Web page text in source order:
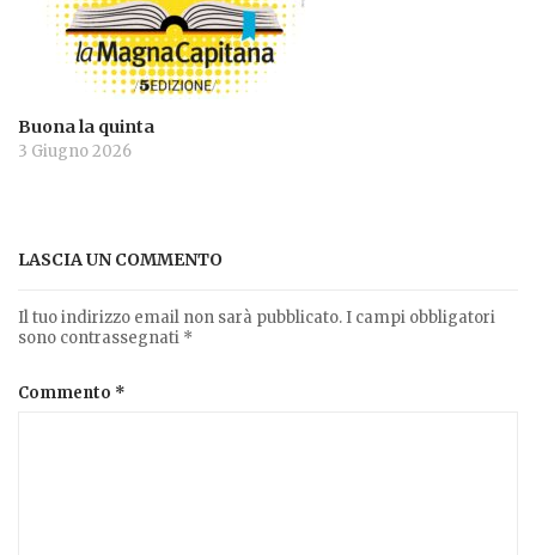
Buona la quinta
3 Giugno 2026
LASCIA UN COMMENTO
Il tuo indirizzo email non sarà pubblicato. I campi obbligatori
sono contrassegnati *
Commento *